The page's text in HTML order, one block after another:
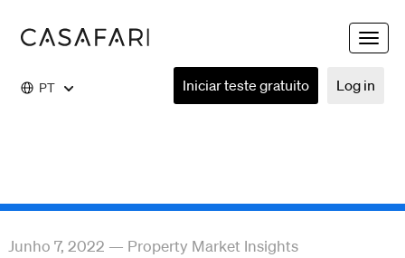
Toggle
PT Log in
Iniciar teste gratuito
Junho 7, 2022 — Property Market Insights